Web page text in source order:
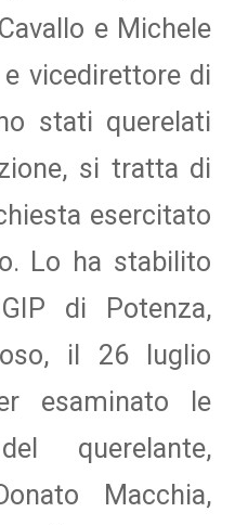
e Michele
vicedirettore di
stati querelati
si tratta di
esercitato
Lo ha stabilito
di Potenza,
il 26 luglio
esaminato le
querelante,
Macchia,